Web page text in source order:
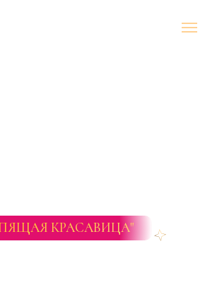
КРАСАВИЦА"